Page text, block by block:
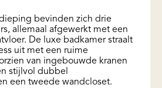
bevinden zich drie
allemaal afgewerkt met een
De luxe badkamer straalt
uit met een ruime
van ingebouwde kranen
stijlvol dubbel
een tweede wandcloset.